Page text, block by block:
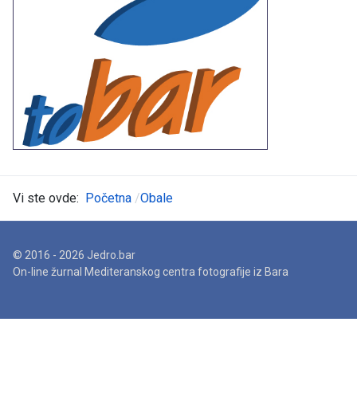
Vi ste ovde: Početna Obale
© 2016 - 2026 Jedro.bar
On-line žurnal Mediteranskog centra fotografije iz Bara